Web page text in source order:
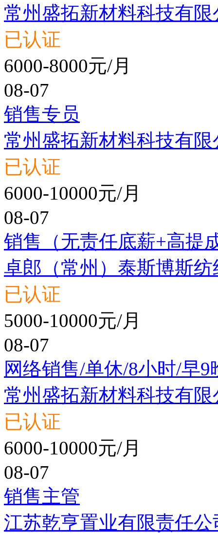
常州盛拓新材料科技有限
已认证
6000-8000元/月
08-07
销售专员
常州盛拓新材料科技有限
已认证
6000-10000元/月
08-07
销售（无责任底薪+高提
卓郎（常州）泰斯博斯
已认证
5000-10000元/月
08-07
网络销售/单休/8小时/早9
常州盛拓新材料科技有限
已认证
6000-10000元/月
08-07
销售主管
江苏乾亨置业有限责任公